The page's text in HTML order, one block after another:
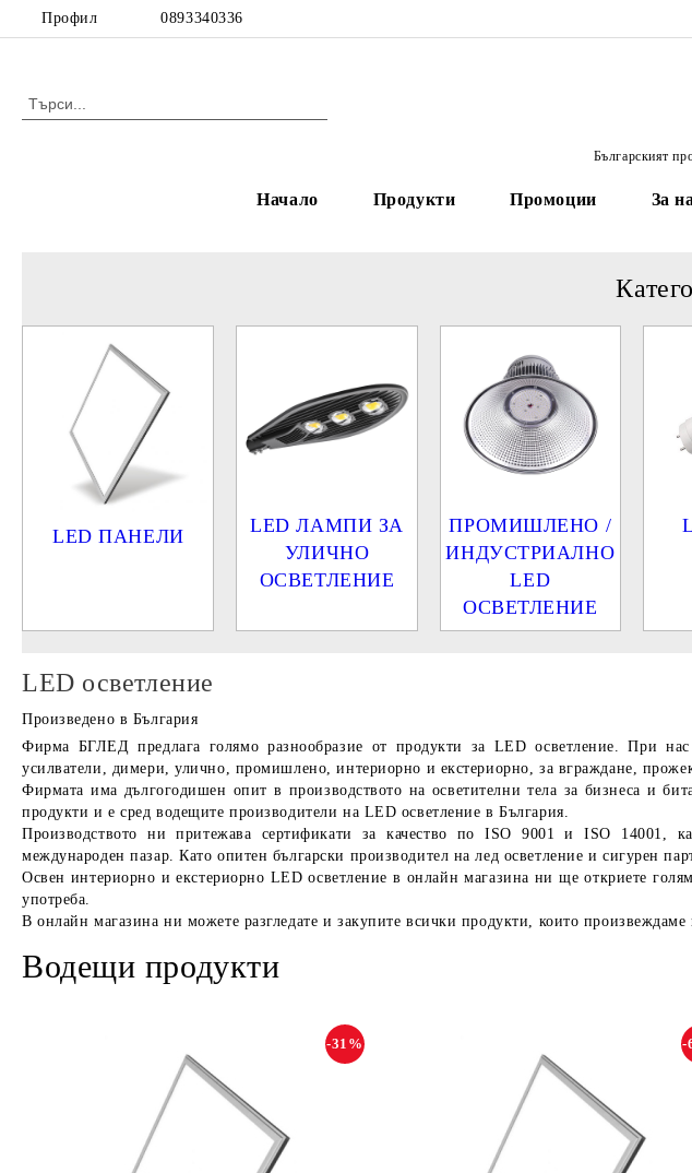
Профил 0893340336
Българският
Начало Продукти Промоции За
LED ПАНЕЛИ
LED ЛАМПИ ЗА
УЛИЧНО
ОСВЕТЛЕНИЕ
ПРОМИШЛЕНО /
ИНДУСТРИАЛНО
LED
ОСВЕТЛЕНИЕ
LED осветление
Произведено в България
Фирма БГЛЕД предлага голямо разнообразие от продукти за LED осветление. При нас
усилватели, димери, улично, промишлено, интериорно и екстериорно, за вграждане,
Фирмата има дългогодишен опит в производството на осветителни тела за бизнеса и
продукти и е сред водещите производители на LED осветление в България.
Производството ни притежава сертификати за качество по ISO 9001 и ISO 14001,
международен пазар. Като опитен български производител на лед осветление и сигурен
Освен интериорно и екстериорно LED осветление в онлайн магазина ни ще откриете
употреба.
В онлайн магазина ни можете разгледате и закупите всички продукти, които произвеждаме
Водещи продукти
-31% -